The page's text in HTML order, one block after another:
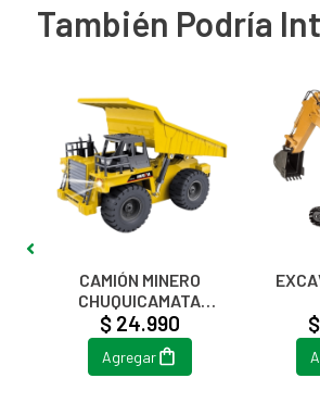
También Podría
CAMIÓN MINERO
CHUQUICAMATA
1540
$ 24.990
Agregar